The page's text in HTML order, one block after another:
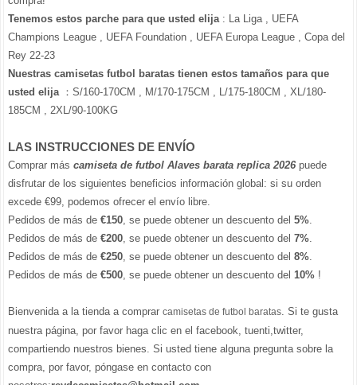
Tenemos estos parche para que usted elija : La Liga , UEFA
Champions League , UEFA Foundation , UEFA Europa League , Copa del
Rey 22-23
Nuestras camisetas futbol baratas tienen estos tamaños para que
usted elija ：S/160-170CM , M/170-175CM , L/175-180CM , XL/180-
185CM , 2XL/90-100KG
LAS INSTRUCCIONES DE ENVÍO
Comprar más camiseta de futbol Alaves barata replica 2026 puede
disfrutar de los siguientes beneficios información global: si su orden
excede €99, podemos ofrecer el envío libre.
Pedidos de más de €150 , se puede obtener un descuento del 5%
Pedidos de más de €200 , se puede obtener un descuento del 7%
Pedidos de más de €250 , se puede obtener un descuento del 8%
Pedidos de más de €500 , se puede obtener un descuento del 10% !
Bienvenida a la tienda a comprar camisetas de futbol baratas . Si te gusta
nuestra página, por favor haga clic en el facebook, tuenti,twitter,
compartiendo nuestros bienes. Si usted tiene alguna pregunta sobre la
compra, por favor, póngase en contacto con